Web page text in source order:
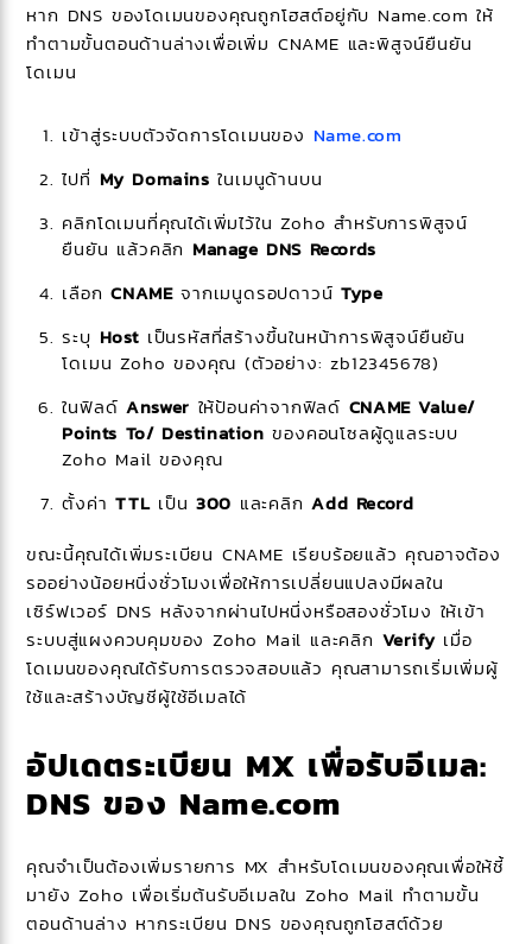
หาก DNS ของโดเมนของคุณถูกโฮสต์อยู่กับ Name.com ให้
ทําตามขั้นตอนด้านล่างเพื่อเพิ่ม CNAME และพิสูจน์ยืนยัน
โดเมน
เข้าสู่ระบบตัวจัดการโดเมนของ Name.com
ไปที่ My Domains ในเมนูด้านบน
คลิกโดเมนที่คุณได้เพิ่มไว้ใน Zoho สำหรับการพิสูจน์
ยืนยัน แล้วคลิก Manage DNS Records
เลือกCNAMEจากเมนูดรอปดาวน์Type
ระบุ Host เป็นรหัสที่สร้างขึ้นในหน้าการพิสูจน์ยืนยัน
โดเมน Zoho ของคุณ (ตัวอย่าง: zb12345678)
ในฟิลด์Answer ให้ป้อนค่าจากฟิลด์ CNAME Value/
Points To/ Destination ของคอนโซลผู้ดูแลระบบ
Zoho Mail ของคุณ
ตั้งค่าTTLเป็น300 และคลิกAdd Record
ขณะนี้คุณได้เพิ่มระเบียน CNAME เรียบร้อยแล้ว คุณอาจต้อง
รออย่างน้อยหนึ่งชั่วโมงเพื่อให้การเปลี่ยนแปลงมีผลใน
เซิร์ฟเวอร์ DNS หลังจากผ่านไปหนึ่งหรือสองชั่วโมง ให้เข้า
ระบบสู่แผงควบคุมของ Zoho Mail และคลิก Verifyเมื่อ
โดเมนของคุณได้รับการตรวจสอบแล้ว คุณสามารถเริ่มเพิ่มผู้
ใช้และสร้างบัญชีผู้ใช้อีเมลได้
อัปเดตระเบียน MX เพื่อรับอีเมล:
DNS ของ Name.com
คุณจำเป็นต้องเพิ่มรายการ MX สำหรับโดเมนของคุณเพื่อให้ชี้
มายัง Zoho เพื่อเริ่มต้นรับอีเมลใน Zoho Mail ทำตามขั้น
ตอนด้านล่าง หากระเบียน DNS ของคุณถูกโฮสต์ด้วย